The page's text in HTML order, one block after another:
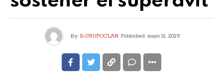
By E-GRUPOCLAN Published mayo 12, 2025